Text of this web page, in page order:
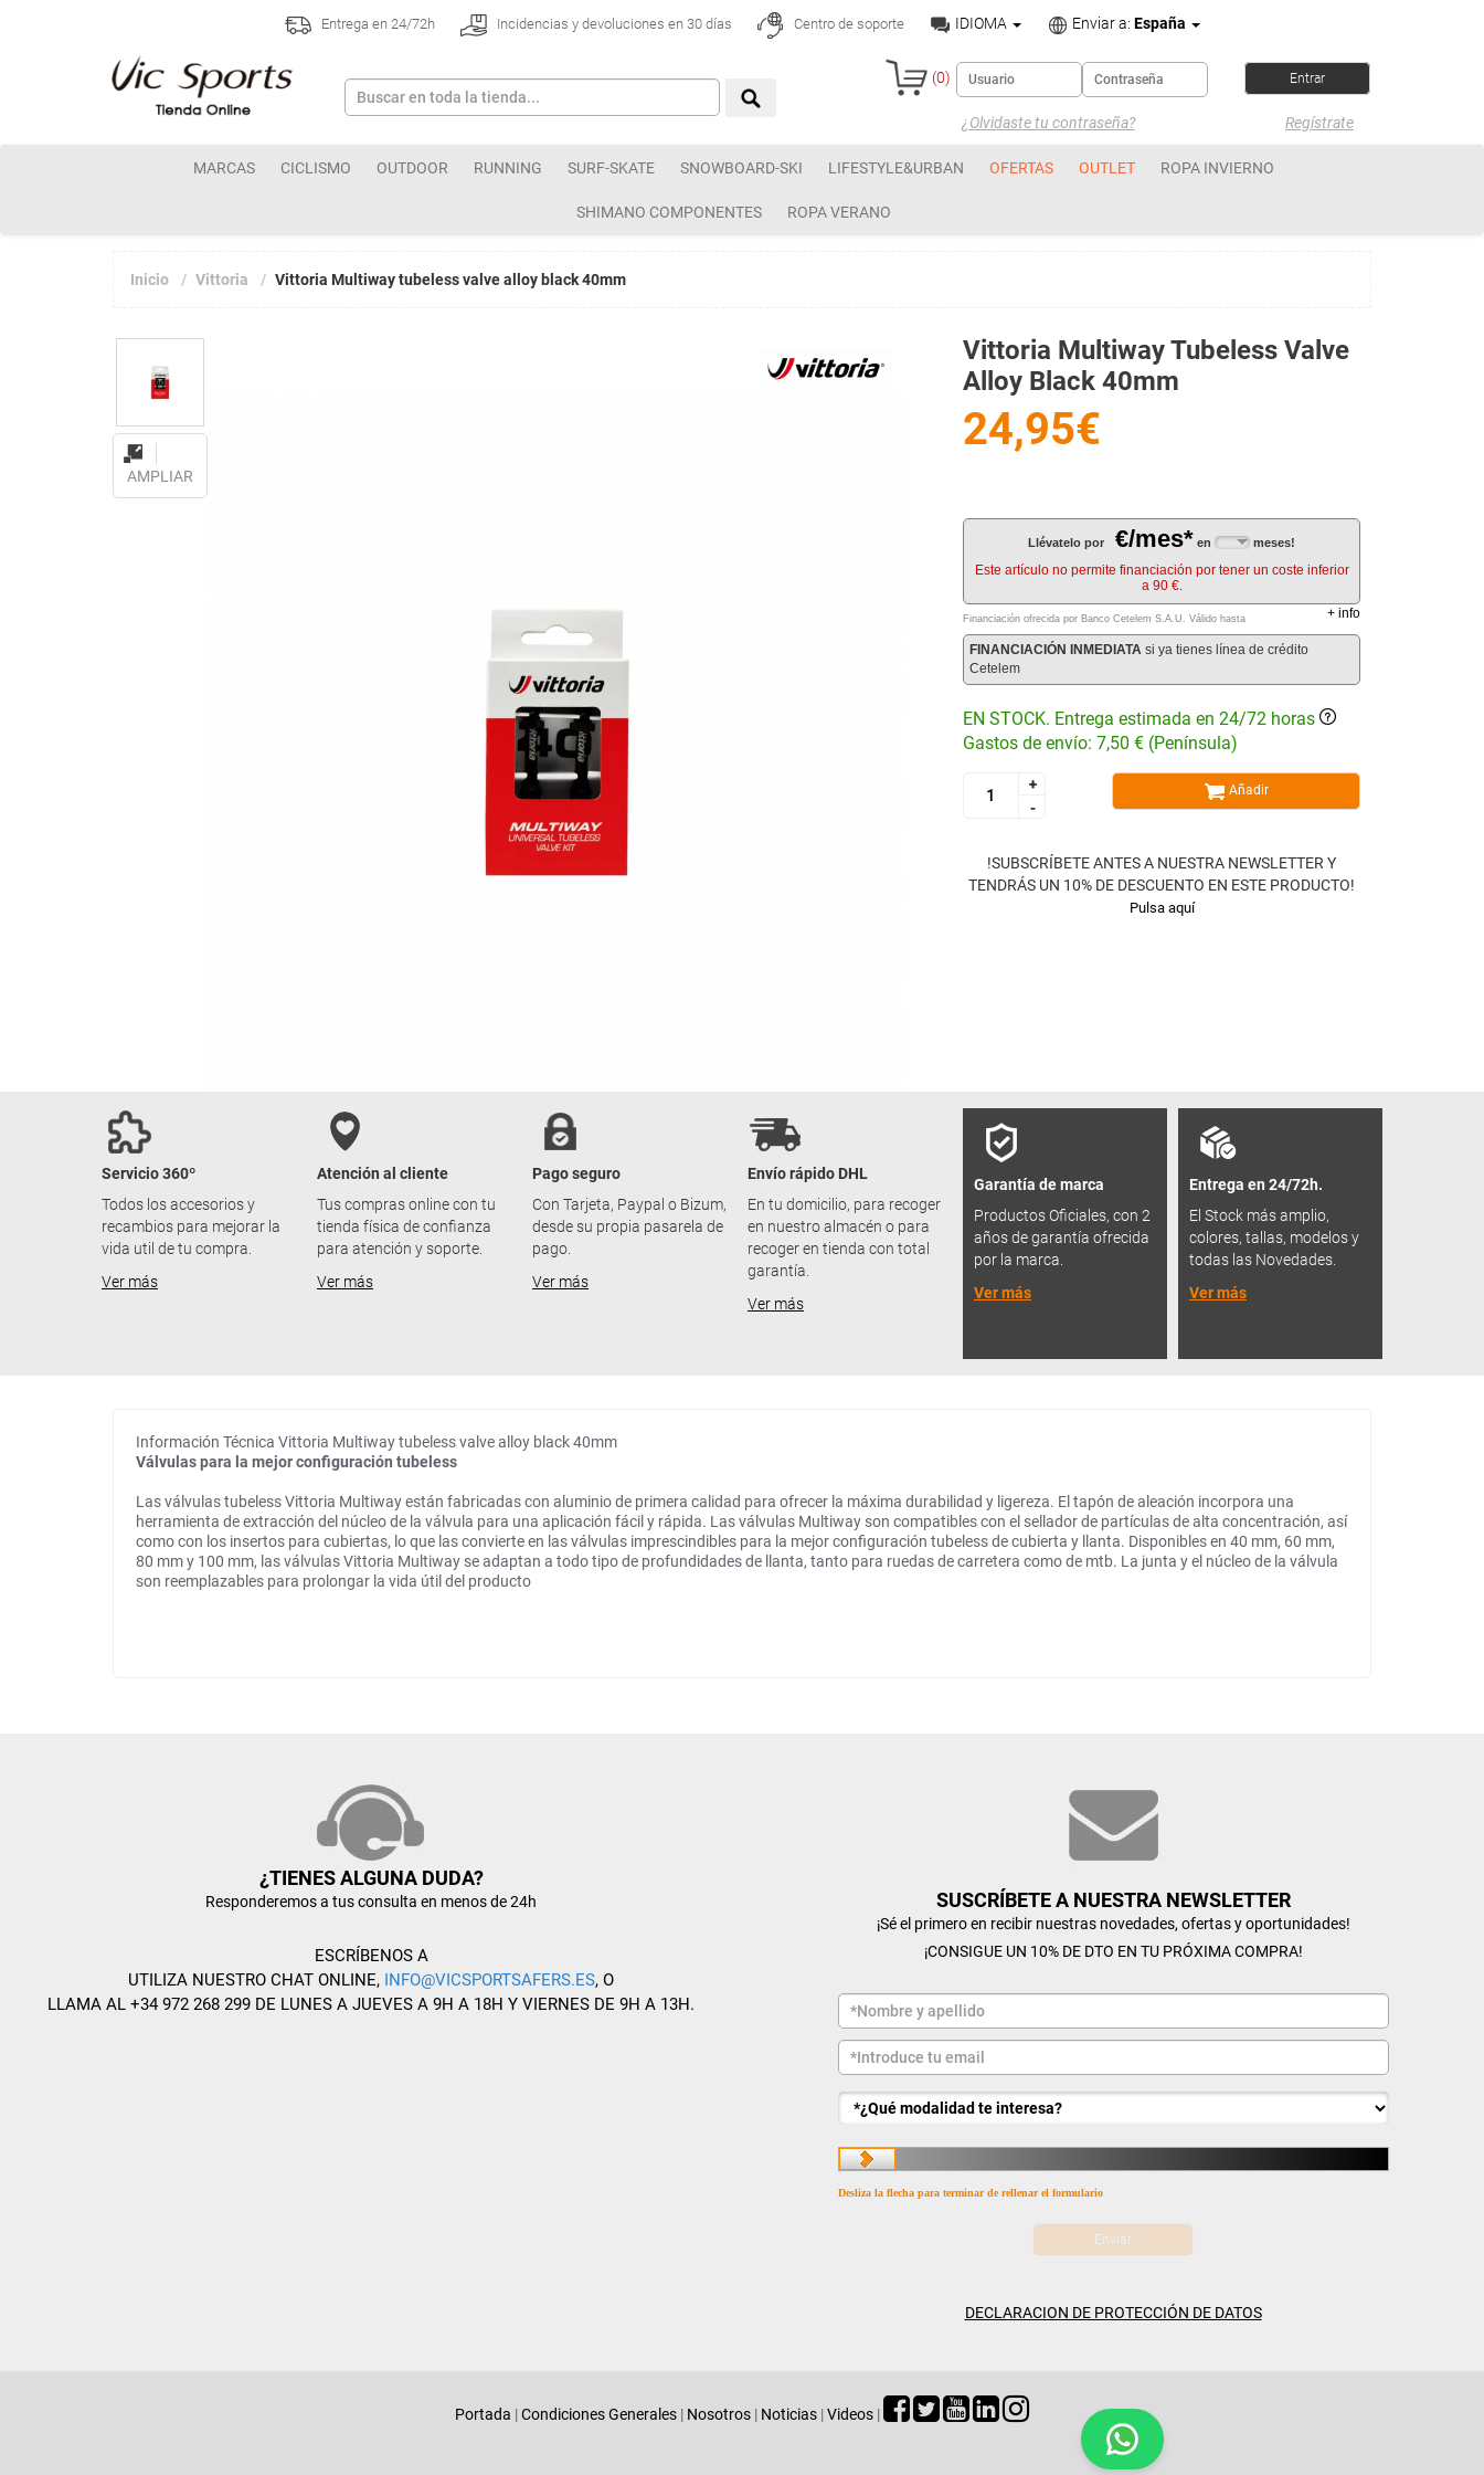
Entrega en 24/72h Incidencias y devoluciones en 30 días Centro de soporte IDIOMA Enviar a: España
(0)
¿Olvidaste tu contraseña? Regístrate
MARCAS CICLISMO OUTDOOR RUNNING SURF-SKATE SNOWBOARD-SKI LIFESTYLE&URBAN OFERTAS OUTLET ROPA INVIERNO
SHIMANO COMPONENTES ROPA VERANO
Inicio Vittoria Vittoria Multiway tubeless valve alloy black 40mm
AMPLIAR
Vittoria Multiway Tubeless Valve
Alloy Black 40mm
24,95€
Llévatelo por €/mes* en meses!
Este artículo no permite financiación por tener un coste inferior
a 90 €.
Financiación ofrecida por Banco Cetelem S.A.U. Válido hasta + info
FINANCIACIÓN INMEDIATA si ya tienes línea de crédito
Cetelem
EN STOCK. Entrega estimada en 24/72 horas
Gastos de envío: 7,50 € (Península)
+
-
+
-
Añadir
!SUBSCRÍBETE ANTES A NUESTRA NEWSLETTER Y
TENDRÁS UN 10% DE DESCUENTO EN ESTE PRODUCTO!
Pulsa aquí
Servicio 360º
Todos los accesorios y
recambios para mejorar la
vida util de tu compra.
Ver más
Atención al cliente
Tus compras online con tu
tienda física de confianza
para atención y soporte.
Ver más
Pago seguro
Con Tarjeta, Paypal o Bizum,
desde su propia pasarela de
pago.
Ver más
Envío rápido DHL
En tu domicilio, para recoger
en nuestro almacén o para
recoger en tienda con total
garantía.
Ver más
Garantía de marca
Productos Oficiales, con 2
años de garantía ofrecida
por la marca.
Ver más
Entrega en 24/72h.
El Stock más amplio,
colores, tallas, modelos y
todas las Novedades.
Ver más
Información Técnica Vittoria Multiway tubeless valve alloy black 40mm
Válvulas para la mejor configuración tubeless
Las válvulas tubeless Vittoria Multiway están fabricadas con aluminio de primera calidad para ofrecer la máxima durabilidad y ligereza. El tapón de aleación incorpora una
herramienta de extracción del núcleo de la válvula para una aplicación fácil y rápida. Las válvulas Multiway son compatibles con el sellador de partículas de alta concentración, así
como con los insertos para cubiertas, lo que las convierte en las válvulas imprescindibles para la mejor configuración tubeless de cubierta y llanta. Disponibles en 40 mm, 60 mm,
80 mm y 100 mm, las válvulas Vittoria Multiway se adaptan a todo tipo de profundidades de llanta, tanto para ruedas de carretera como de mtb. La junta y el núcleo de la válvula
son reemplazables para prolongar la vida útil del producto
¿TIENES ALGUNA DUDA?
Responderemos a tus consulta en menos de 24h
ESCRÍBENOS A
UTILIZA NUESTRO CHAT ONLINE, INFO@VICSPORTSAFERS.ES, O
LLAMA AL +34 972 268 299 DE LUNES A JUEVES A 9H A 18H Y VIERNES DE 9H A 13H.
SUSCRÍBETE A NUESTRA NEWSLETTER
¡Sé el primero en recibir nuestras novedades, ofertas y oportunidades!
¡CONSIGUE UN 10% DE DTO EN TU PRÓXIMA COMPRA!
Desliza la flecha para terminar de rellenar el formulario
DECLARACION DE PROTECCIÓN DE DATOS
Portada |Condiciones Generales | Nosotros | Noticias |Videos |